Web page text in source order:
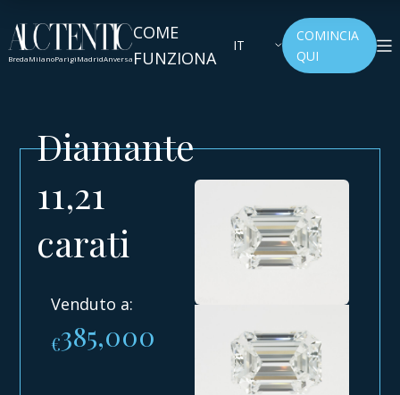
BredaMilanoParigiMadridAnversa
COME
FUNZIONA
IT
COMINCIA
QUI
Diamante
11,21
carati
Venduto a:
€385,000